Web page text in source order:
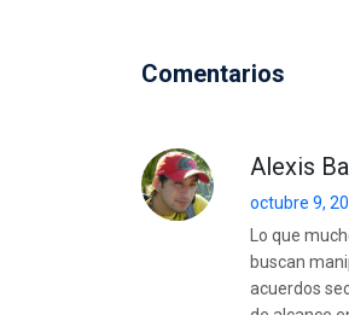
Comentarios
Alexis
octubre 9,
Lo que
buscan
acuerdos